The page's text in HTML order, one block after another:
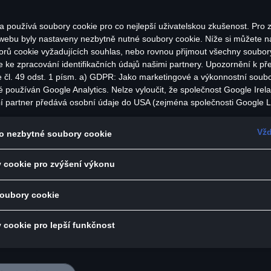
s límcem a zipem vhodná na přechodné období
a manžety
dynamickým celoplošným potiskem vycházejícím
dělící šev
používá soubory cookie pro co nejlepší uživatelskou zkušenost. Pro
byly nastaveny nezbytně nutné soubory cookie. Níže si můžete
cookie vyžadujících souhlas, nebo rovnou přijmout všechny
ke zpracování identifikačních údajů našimi partnery. Upozornění k
čl. 49 odst. 1 písm. a) GDPR: Jako marketingové a výkonnostní
používán Google Analytics. Nelze vyloučit, že společnost Google
partner předává osobní údaje do USA (zejména společnosti Google
rozhodnutí Evropské komise o odpovídající ochraně. Z toho pro vás
protože v USA nemůžete účinně uplatnit svá práva subjektu údajů,
orgány USA získat přístup k údajům, přičemž zásahy do
a svobod nejsou omezeny na absolutně nezbytný rozsah. Pokud
cookie pro marketingové účely nebo výkonnostních souborů
služeb v USA, vyjadřujete tím zároveň v souladu s čl. 49 odst. 1
s předáváním osobních údajů obsažených v příslušných
k souborům cookie používaným pro Google Analytics najdete v
je Porsche Česká republika s.r.o. Podrobné informace o
nezbytné soubory cookie
cookie pro zvýšení výkonu
cookie
cookie pro lepší funkčnost